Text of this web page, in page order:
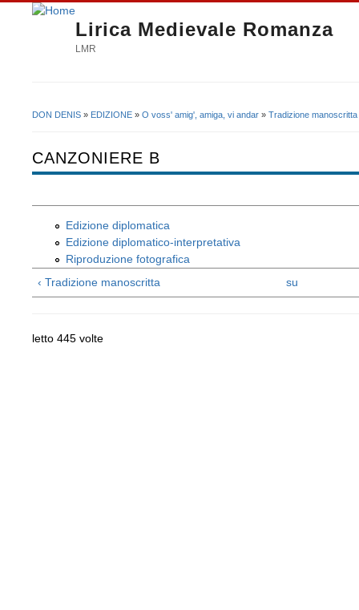
Lirica Medievale Romanza
LMR
DON DENIS » EDIZIONE » O voss' amig', amiga, vi andar » Tradizione manoscritta
CANZONIERE B
Edizione diplomatica
Edizione diplomatico-interpretativa
Riproduzione fotografica
‹ Tradizione manoscritta
su
letto 445 volte